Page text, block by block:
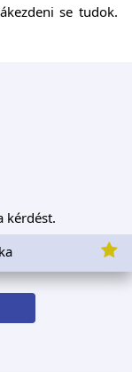
se tudok.
kérdést.